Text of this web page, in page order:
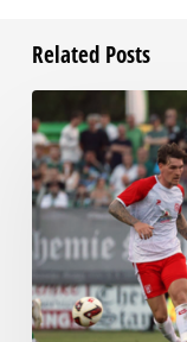
Related Posts
Pleite:
Chemie
kassiert
späten
Knockout
gegen
Halle